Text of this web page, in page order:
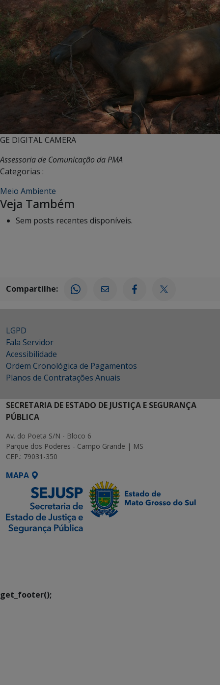
GE DIGITAL CAMERA
Assessoria de Comunicação da PMA
Categorias :
Meio Ambiente
Veja Também
Sem posts recentes disponíveis.
Compartilhe:
LGPD
Fala Servidor
Acessibilidade
Ordem Cronológica de Pagamentos
Planos de Contratações Anuais
SECRETARIA DE ESTADO DE JUSTIÇA E SEGURANÇA
PÚBLICA
Av. do Poeta S/N - Bloco 6
Parque dos Poderes - Campo Grande | MS
CEP.: 79031-350
MAPA
get_footer();